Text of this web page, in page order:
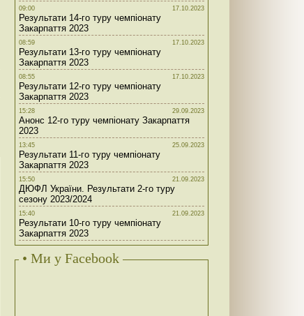
09:00 17.10.2023
Результати 14-го туру чемпіонату
Закарпаття 2023
08:59 17.10.2023
Результати 13-го туру чемпіонату
Закарпаття 2023
08:55 17.10.2023
Результати 12-го туру чемпіонату
Закарпаття 2023
15:28 29.09.2023
Анонс 12-го туру чемпіонату Закарпаття
2023
13:45 25.09.2023
Результати 11-го туру чемпіонату
Закарпаття 2023
15:50 21.09.2023
ДЮФЛ України. Результати 2-го туру
сезону 2023/2024
15:40 21.09.2023
Результати 10-го туру чемпіонату
Закарпаття 2023
• Ми у Facebook